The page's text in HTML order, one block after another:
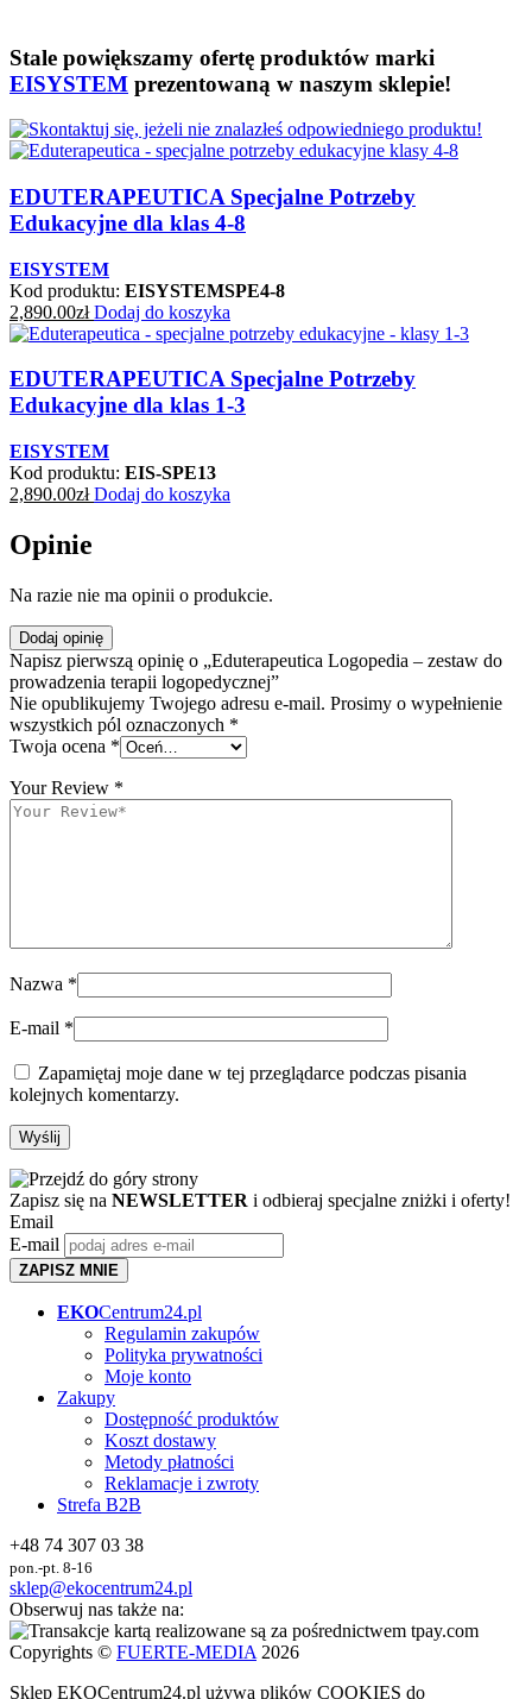
Stale powiększamy ofertę produktów marki
EISYSTEM prezentowaną w naszym sklepie!
EDUTERAPEUTICA Specjalne Potrzeby
Edukacyjne dla klas 4-8
EISYSTEM
Kod produktu: EISYSTEMSPE4-8
2,890.00zł Dodaj do koszyka
EDUTERAPEUTICA Specjalne Potrzeby
Edukacyjne dla klas 1-3
EISYSTEM
Kod produktu: EIS-SPE13
2,890.00zł Dodaj do koszyka
Opinie
Na razie nie ma opinii o produkcie.
Dodaj opinię
Napisz pierwszą opinię o „Eduterapeutica Logopedia – zestaw do
prowadzenia terapii logopedycznej”
Nie opublikujemy Twojego adresu e-mail. Prosimy o wypełnienie
wszystkich pól oznaczonych *
Twoja ocena *
Your Review *
Nazwa *
E-mail *
Zapamiętaj moje dane w tej przeglądarce podczas pisania
kolejnych komentarzy.
Zapisz się na NEWSLETTER i odbieraj specjalne zniżki i oferty!
Email
E-mail
ZAPISZ MNIE
EKOCentrum24.pl
Regulamin zakupów
Polityka prywatności
Moje konto
Zakupy
Dostępność produktów
Koszt dostawy
Metody płatności
Reklamacje i zwroty
Strefa B2B
+48 74 307 03 38
pon.-pt. 8-16
sklep@ekocentrum24.pl
Obserwuj nas także na:
Copyrights © FUERTE-MEDIA 2026
Sklep EKOCentrum24.pl używa plików COOKIES do